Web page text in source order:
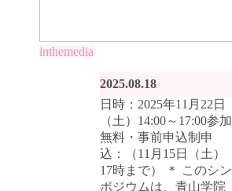
inthemedia
日時：2025年11月22日
（土）14:00～17:00参加
無料・事前申込制申
込：（11月15日（土）
17時まで） ＊ このシン
ポジウムは、青山学院
2025.08.18